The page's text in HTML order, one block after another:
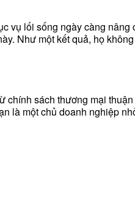
vụ lối sống ngày càng
Như một kết quả, họ
sách thương mại
là một chủ doanh nghiệp